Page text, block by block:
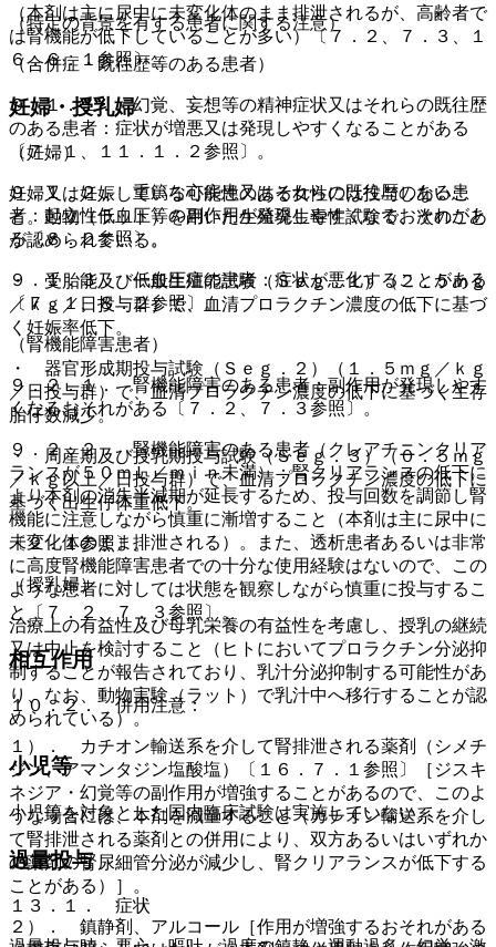
（本剤は主に尿中に未変化体のまま排泄されるが、高齢者で
は腎機能が低下していることが多い）〔７．２、７．３、１
６．６．１参照〕。
妊婦・授乳婦
（妊婦）
妊婦又は妊娠している可能性のある女性には投与しないこ
と。動物（ラット）を用いた生殖発生毒性試験で、次のこと
が認められている。
・ 受胎能及び一般生殖能試験（Ｓｅｇ．１）（２．５ｍｇ
／ｋｇ／日投与群）で、血清プロラクチン濃度の低下に基づ
く妊娠率低下。
・ 器官形成期投与試験（Ｓｅｇ．２）（１．５ｍｇ／ｋｇ
／日投与群）で、血清プロラクチン濃度の低下に基づく生存
胎仔数減少。
・ 周産期及び授乳期投与試験（Ｓｅｇ．３）（０．５ｍｇ
／ｋｇ以上／日投与群）で、血清プロラクチン濃度の低下に
基づく出生仔体重低下。
〔２．１参照〕。
（授乳婦）
治療上の有益性及び母乳栄養の有益性を考慮し、授乳の継続
又は中止を検討すること（ヒトにおいてプロラクチン分泌抑
制することが報告されており、乳汁分泌抑制する可能性があ
り、なお、動物実験（ラット）で乳汁中へ移行することが認
められている）。
小児等
小児等を対象とした国内臨床試験は実施していない。
過量投与
１３．１． 症状
（特定の背景を有する患者に関する注意）
（合併症・既往歴等のある患者）
９．１．１． 幻覚、妄想等の精神症状又はそれらの既往歴
のある患者：症状が増悪又は発現しやすくなることがある
〔７．１、１１．１．２参照〕。
９．１．２． 重篤な心疾患又はそれらの既往歴のある患
者：起立性低血圧等の副作用が発現しやすくなるおそれがあ
る〔８．２参照〕。
９．１．３． 低血圧症の患者：症状が悪化することがある
〔７．１、８．２参照〕。
（腎機能障害患者）
９．２．１． 腎機能障害のある患者：副作用が発現しやす
くなるおそれがある〔７．２、７．３参照〕。
９．２．２． 腎機能障害のある患者（クレアチニンクリア
ランスが５０ｍＬ／ｍｉｎ未満）：腎クリアランスの低下に
より本剤の消失半減期が延長するため、投与回数を調節し腎
機能に注意しながら慎重に漸増すること（本剤は主に尿中に
未変化体のまま排泄される）。また、透析患者あるいは非常
に高度腎機能障害患者での十分な使用経験はないので、この
ような患者に対しては状態を観察しながら慎重に投与するこ
と〔７．２、７．３参照〕。
相互作用
１０．２． 併用注意：
１）． カチオン輸送系を介して腎排泄される薬剤（シメチ
ジン、アマンタジン塩酸塩）〔１６．７．１参照〕［ジスキ
ネジア・幻覚等の副作用が増強することがあるので、このよ
うな場合には、本剤を減量すること（カチオン輸送系を介し
て腎排泄される薬剤との併用により、双方あるいはいずれか
の薬剤の腎尿細管分泌が減少し、腎クリアランスが低下する
ことがある）］。
２）． 鎮静剤、アルコール［作用が増強するおそれがある